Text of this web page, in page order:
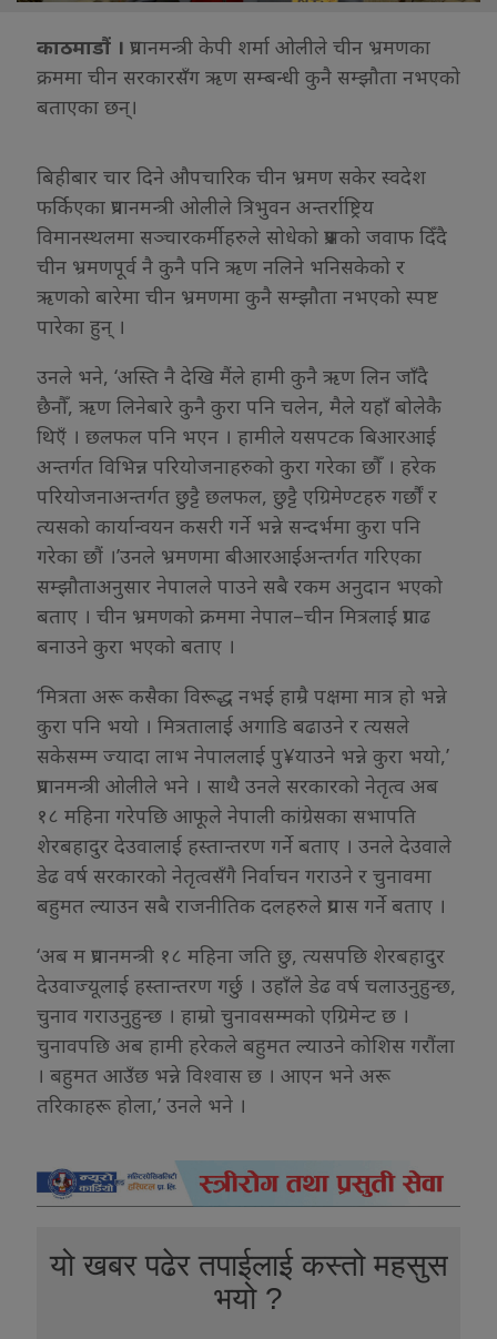
काठमाडौं । प्रधानमन्त्री केपी शर्मा ओलीले चीन भ्रमणका
क्रममा चीन सरकारसँग ऋण सम्बन्धी कुनै सम्झौता नभएको
बताएका छन्।
बिहीबार चार दिने औपचारिक चीन भ्रमण सकेर स्वदेश
फर्किएका प्रधानमन्त्री ओलीले त्रिभुवन अन्तर्राष्ट्रिय
विमानस्थलमा सञ्चारकर्मीहरुले सोधेको प्रश्नको जवाफ दिँदै
चीन भ्रमणपूर्व नै कुनै पनि ऋण नलिने भनिसकेको र
ऋणको बारेमा चीन भ्रमणमा कुनै सम्झौता नभएको स्पष्ट
पारेका हुन् ।
उनले भने, ‘अस्ति नै देखि मैंले हामी कुनै ऋण लिन जाँदै
छैनौँ, ऋण लिनेबारे कुनै कुरा पनि चलेन, मैले यहाँ बोलेकै
थिएँ । छलफल पनि भएन । हामीले यसपटक बिआरआई
अन्तर्गत विभिन्न परियोजनाहरुको कुरा गरेका छौँ । हरेक
परियोजनाअन्तर्गत छुट्टै छलफल, छुट्टै एग्रिमेण्टहरु गर्छौं र
त्यसको कार्यान्वयन कसरी गर्ने भन्ने सन्दर्भमा कुरा पनि
गरेका छौं ।’उनले भ्रमणमा बीआरआईअन्तर्गत गरिएका
सम्झौताअनुसार नेपालले पाउने सबै रकम अनुदान भएको
बताए । चीन भ्रमणको क्रममा नेपाल–चीन मित्रलाई प्रगाढ
बनाउने कुरा भएको बताए ।
‘मित्रता अरू कसैका विरूद्ध नभई हाम्रै पक्षमा मात्र हो भन्ने
कुरा पनि भयो । मित्रतालाई अगाडि बढाउने र त्यसले
सकेसम्म ज्यादा लाभ नेपाललाई पु¥याउने भन्ने कुरा भयो,’
प्रधानमन्त्री ओलीले भने । साथै उनले सरकारको नेतृत्व अब
१८ महिना गरेपछि आफूले नेपाली कांग्रेसका सभापति
शेरबहादुर देउवालाई हस्तान्तरण गर्ने बताए । उनले देउवाले
डेढ वर्ष सरकारको नेतृत्वसँगै निर्वाचन गराउने र चुनावमा
बहुमत ल्याउन सबै राजनीतिक दलहरुले प्रयास गर्ने बताए ।
‘अब म प्रधानमन्त्री १८ महिना जति छु, त्यसपछि शेरबहादुर
देउवाज्यूलाई हस्तान्तरण गर्छु । उहाँले डेढ वर्ष चलाउनुहुन्छ,
चुनाव गराउनुहुन्छ । हाम्रो चुनावसम्मको एग्रिमेन्ट छ ।
चुनावपछि अब हामी हरेकले बहुमत ल्याउने कोशिस गरौंला
। बहुमत आउँछ भन्ने विश्वास छ । आएन भने अरू
तरिकाहरू होला,’ उनले भने ।
यो खबर पढेर तपाईलाई कस्तो महसुस
भयो ?